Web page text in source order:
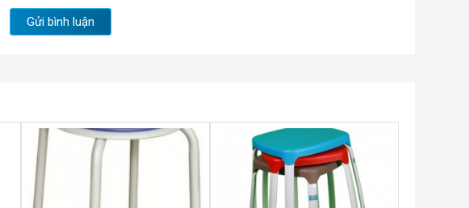
Gửi bình luận